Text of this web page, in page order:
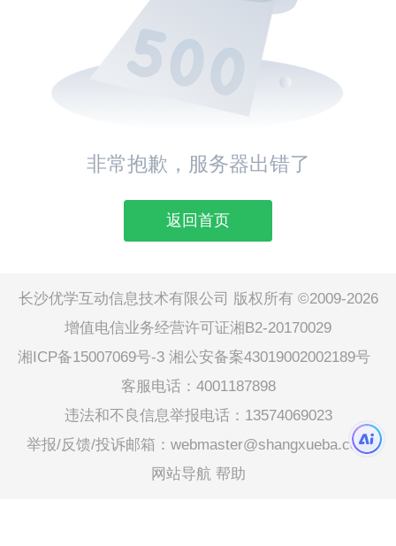
非常抱歉，服务器出错了
返回首页
长沙优学互动信息技术有限公司 版权所有 ©2009-2026
增值电信业务经营许可证湘B2-20170029
湘ICP备15007069号-3 湘公安备案43019002002189号
客服电话：4001187898
违法和不良信息举报电话：13574069023
举报/反馈/投诉邮箱：webmaster@shangxueba.com
网站导航 帮助